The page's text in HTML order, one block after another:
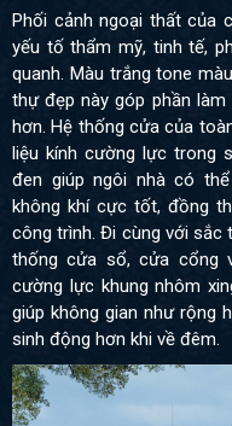
Phối cảnh ngoại thất của
yếu tố thẩm mỹ, tinh tế,
quanh. Màu trắng tone
thự đẹp này góp phần
hơn. Hệ thống cửa của
liệu kính cường lực trong
đen giúp ngôi nhà có
không khí cực tốt, đồng
công trình. Đi cùng với sắc
thống cửa sổ, cửa cổng
cường lực khung nhôm
giúp không gian như rộng
sinh động hơn khi về đêm.